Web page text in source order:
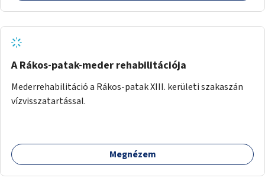
A Rákos-patak-meder rehabilitációja
Mederrehabilitáció a Rákos-patak XIII. kerületi szakaszán
vízvisszatartással.
Megnézem